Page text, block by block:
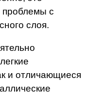
проблемы с
слоя.
и отличающиеся